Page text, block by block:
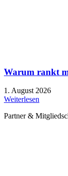
Warum rankt
1. August 2026
Weiterlesen
Partner &